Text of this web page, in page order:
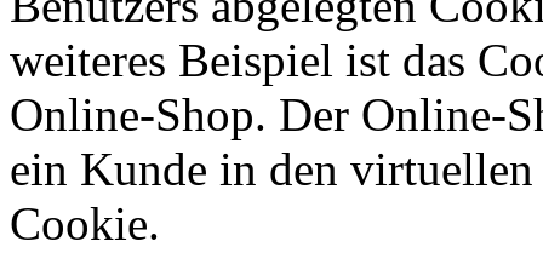
weiteres Beispiel ist das
Online-Shop. Der Online-
ein Kunde in den
Cookie.